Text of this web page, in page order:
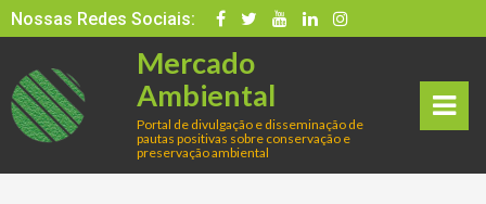
Skip
to
content
Nossas Redes Sociais:
Mercado
Ambiental
Portal de divulgação e disseminação de
pautas positivas sobre conservação e
preservação ambiental